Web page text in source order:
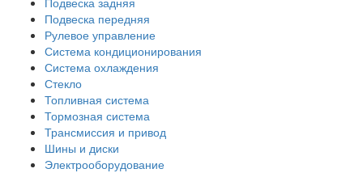
Подвеска передняя
Рулевое управление
Система кондиционирования
Система охлаждения
Стекло
Топливная система
Тормозная система
Трансмиссия и привод
Шины и диски
Электрооборудование